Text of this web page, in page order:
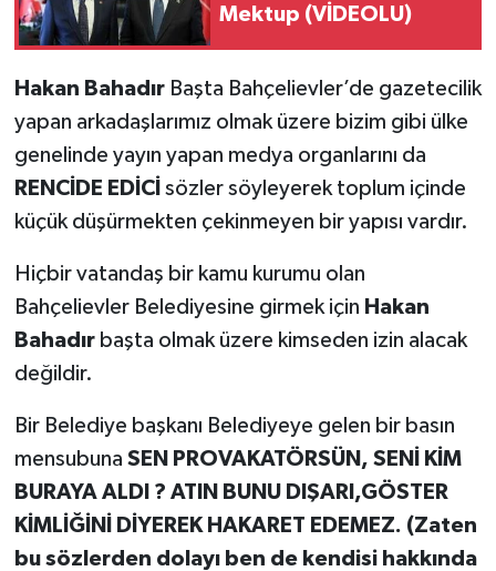
Mektup (VİDEOLU)
Hakan BahadırBaşta Bahçelievler’de gazetecilik
yapan arkadaşlarımız olmak üzere bizim gibi ülke
genelinde yayın yapan medya organlarını da
RENCİDE EDİCİ sözler söyleyerek toplum içinde
küçük düşürmekten çekinmeyen bir yapısı vardır.
Hiçbir vatandaş bir kamu kurumu olan
Bahçelievler Belediyesine girmek için Hakan
Bahadır başta olmak üzere kimseden izin alacak
değildir.
Bir Belediye başkanı Belediyeye gelen bir basın
mensubuna SEN PROVAKATÖRSÜN, SENİ KİM
BURAYA ALDI ? ATIN BUNU DIŞARI,GÖSTER
KİMLİĞİNİ DİYEREK HAKARET EDEMEZ. (Zaten
bu sözlerden dolayı ben de kendisi hakkında